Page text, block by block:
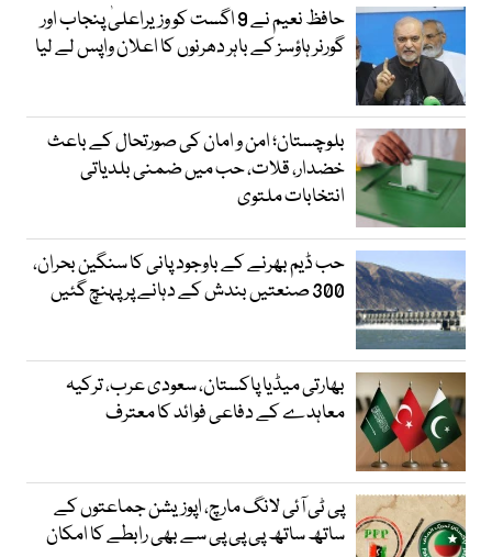
حافظ نعیم نے 9 اگست کو وزیراعلیٰ پنجاب اور
گورنر ہاؤسز کے باہر دھرنوں کا اعلان واپس لے لیا
بلوچستان؛ امن و امان کی صورتحال کے باعث
خضدار، قلات، حب میں ضمنی بلدیاتی
انتخابات ملتوی
حب ڈیم بھرنے کے باوجود پانی کا سنگین بحران،
300 صنعتیں بندش کے دہانے پر پہنچ گئیں
بھارتی میڈیا پاکستان، سعودی عرب، ترکیہ
معاہدے کے دفاعی فوائد کا معترف
پی ٹی آئی لانگ مارچ، اپوزیشن جماعتوں کے
ساتھ ساتھ پی پی پی سے بھی رابطے کا امکان